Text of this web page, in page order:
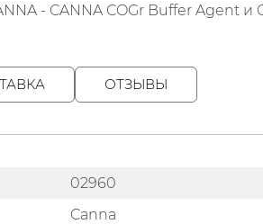
- CANNA COGr Buffer Agent и
ОТЗЫВЫ
02960
Canna